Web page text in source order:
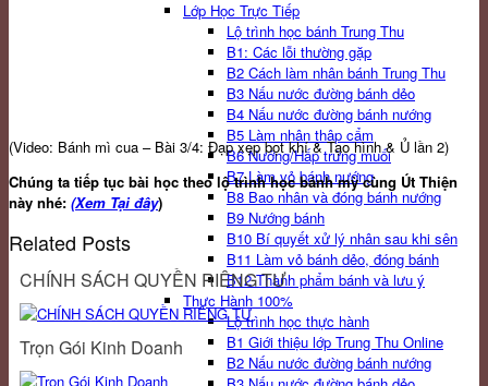
Lớp Học Trực Tiếp
Lộ trình học bánh Trung Thu
B1: Các lỗi thường gặp
B2 Cách làm nhân bánh Trung Thu
B3 Nấu nước đường bánh dẻo
B4 Nấu nước đường bánh nướng
B5 Làm nhân thập cẩm
B6 Nướng/Hấp trứng muối
B7 Làm vỏ bánh nướng
B8 Bao nhân và đóng bánh nướng
B9 Nướng bánh
B10 Bí quyết xử lý nhân sau khi sên
B11 Làm vỏ bánh dẻo, đóng bánh
B12 Thành phẩm bánh và lưu ý
Thực Hành 100%
Lộ trình học thực hành
B1 Giới thiệu lớp Trung Thu Online
B2 Nấu nước đường bánh nướng
(Video: Bánh mì cua – Bài 3/4: Đạp xẹp bọt khí & Tạo hình & Ủ lần 2)
Chúng ta tiếp tục bài học theo lộ trình học bánh mỳ cùng Út Thiện
này nhé: (Xem Tại đây)
Related Posts
CHÍNH SÁCH QUYỀN RIÊNG TƯ
Trọn Gói Kinh Doanh